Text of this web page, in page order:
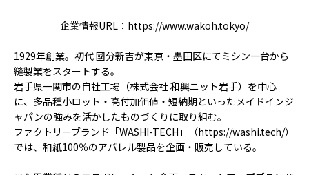
会員
パートナー
メンター
EVENT
イベント
企業情報URL： https://www.wakoh.tokyo/
1929年創業。初代 國分新吉が東京・墨田区にてミシン一台から
縫製業をスタートする。
岩手県一関市の自社工場（株式会社 和興ニット岩手）を中心
に、多品種小ロット・高付加価値・短納期といったメイドインジ
ャパンの強みを活かしたものづくりに取り組む。
ファクトリーブランド「WASHI-TECH」（https://washi.tech/）
では、和紙100％のアパレル製品を企画・販売している。